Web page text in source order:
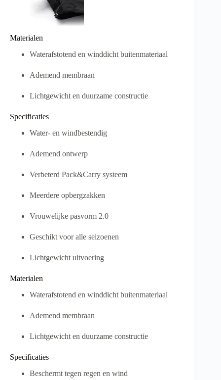
Materialen
Waterafstotend en winddicht buitenmateriaal
Ademend membraan
Lichtgewicht en duurzame constructie
Specificaties
Water- en windbestendig
Ademend ontwerp
Verbeterd Pack&Carry systeem
Meerdere opbergzakken
Vrouwelijke pasvorm 2.0
Geschikt voor alle seizoenen
Lichtgewicht uitvoering
Materialen
Waterafstotend en winddicht buitenmateriaal
Ademend membraan
Lichtgewicht en duurzame constructie
Specificaties
Beschermt tegen regen en wind